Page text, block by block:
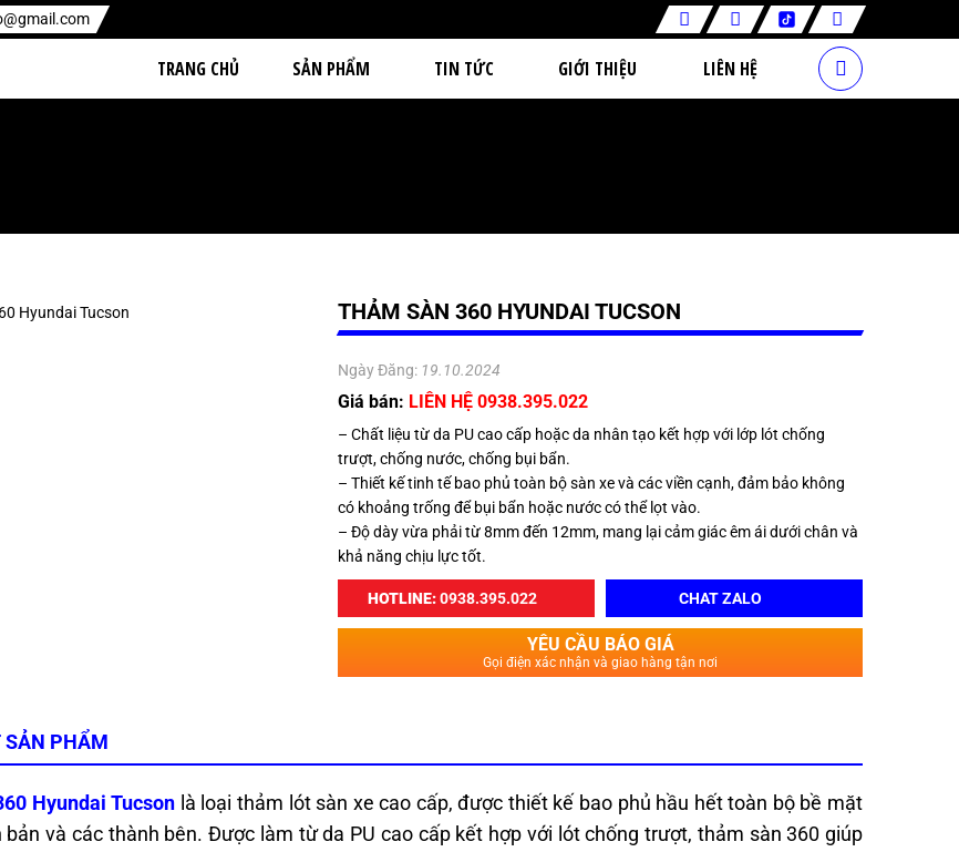
TRANG CHỦ SẢN PHẨM TIN TỨC GIỚI THIỆU LIÊN HỆ
THẢM SÀN 360 HYUNDAI TUCSON
Ngày Đăng: 19.10.2024
Giá bán: LIÊN HỆ 0938.395.022
– Chất liệu từ da PU cao cấp hoặc da nhân tạo kết hợp với lớp lót chống
trượt, chống nước, chống bụi bẩn.
– Thiết kế tinh tế bao phủ toàn bộ sàn xe và các viền cạnh, đảm bảo không
có khoảng trống để bụi bẩn hoặc nước có thể lọt vào.
– Độ dày vừa phải từ 8mm đến 12mm, mang lại cảm giác êm ái dưới chân và
khả năng chịu lực tốt.
HOTLINE:0938.395.022 CHAT ZALO
YÊU CẦU BÁO GIÁ
Gọi điện xác nhận và giao hàng tận nơi
SẢN PHẨM
Hyundai Tucson là loại thảm lót sàn xe cao cấp, được thiết kế bao phủ hầu hết toàn bộ bề mặt
bản và các thành bên. Được làm từ da PU cao cấp kết hợp với lót chống trượt, thảm sàn 360 giúp